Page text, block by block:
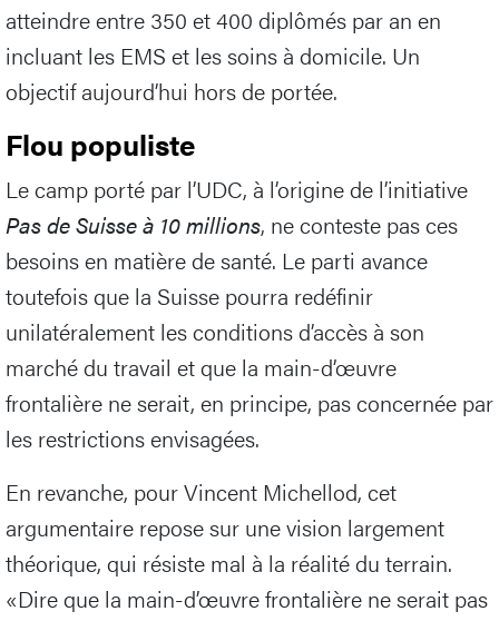
atteindre entre 350 et 400 diplômés par an en
incluant les EMS et les soins à domicile. Un
objectif aujourd’hui hors de portée.
Flou populiste
Le camp porté par l’UDC, à l’origine de l’initiative
Pas de Suisse à 10 millions, ne conteste pas ces
besoins en matière de santé. Le parti avance
toutefois que la Suisse pourra redéfinir
unilatéralement les conditions d’accès à son
marché du travail et que la main-d’œuvre
frontalière ne serait, en principe, pas concernée par
les restrictions envisagées.
En revanche, pour Vincent Michellod, cet
argumentaire repose sur une vision largement
théorique, qui résiste mal à la réalité du terrain.
«Dire que la main-d’œuvre frontalière ne serait pas